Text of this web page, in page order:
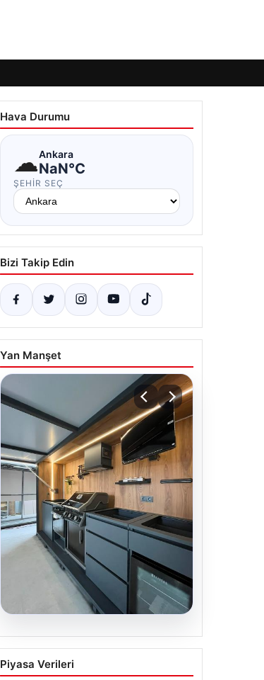
Hava Durumu
☁Ankara
NaN°C
ŞEHIR SEÇ
Bizi Takip Edin
Yan Manşet
Açık Hava Mutfakları ve
Prestijli Yaşam Bölgeleri
Piyasa Verileri